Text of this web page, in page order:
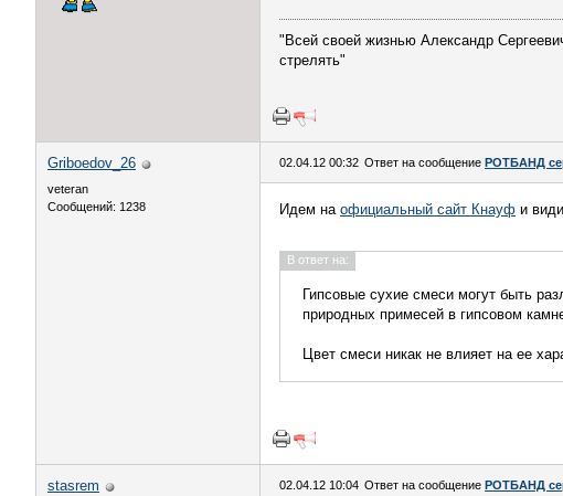
"Всей своей жизнью Александр
стрелять"
Griboedov_26
veteran
Сообщений: 1238
02.04.12 00:32 Ответ на сообщение РОТБАНД
Идем на официальный сайт Кнауф и
В ответ на:
Гипсовые сухие смеси могут быть
природных примесей в гипсовом
Цвет смеси никак не влияет на ее
stasrem 02.04.12 10:04 Ответ на сообщение РОТБАНД